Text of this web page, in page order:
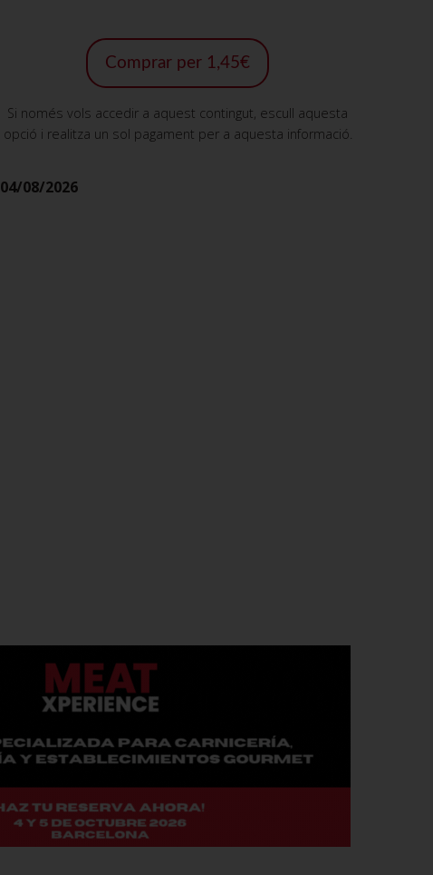
Comprar per 1,45€
Si només vols accedir a aquest contingut, escull aquesta
opció i realitza un sol pagament per a aquesta informació.
04/08/2026